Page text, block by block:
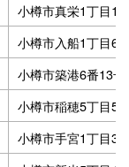
小樽市真栄1丁目
小樽市入船1丁目6
小樽市築港6番13号
小樽市稲穂5丁目5
小樽市手宮1丁目3